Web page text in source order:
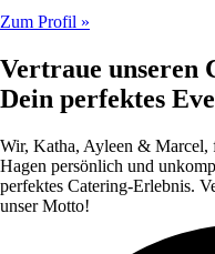
Zum Profil »
Vertraue unseren
Dein perfektes
Wir, Katha, Ayleen & Marcel,
Hagen persönlich und
perfektes Catering-Erlebnis.
unser Motto!